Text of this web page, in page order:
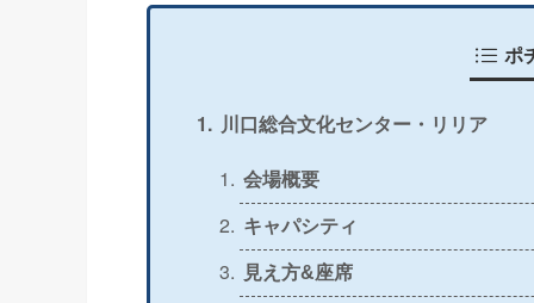
＞公式 〇
＞公式
＞公式 〇
ポ
川口総合文化センター・リリア
会場概要
キャパシティ
見え方&座席